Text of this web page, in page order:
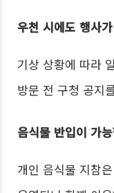
우천 시에도 행사
기상 상황에 따라
방문 전 구청 공지
음식물 반입이 가
개인 음식물 지참